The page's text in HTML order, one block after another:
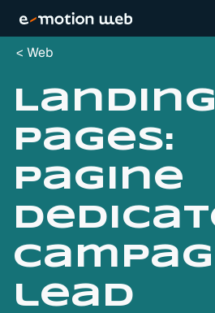
Web
Landing
pages:
pagine
lead